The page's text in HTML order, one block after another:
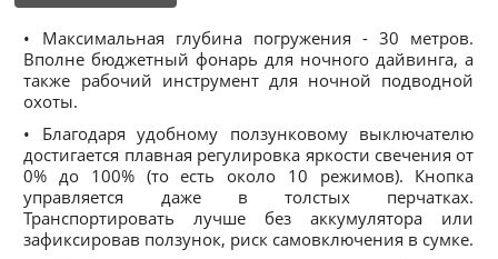
• Максимальная глубина погружения - 30 метров.
Вполне бюджетный фонарь для ночного дайвинга, а
также рабочий инструмент для ночной подводной
охоты.
• Благодаря удобному ползунковому выключателю
достигается плавная регулировка яркости свечения от
0% до 100% (то есть около 10 режимов). Кнопка
управляется даже в толстых перчатках.
Транспортировать лучше без аккумулятора или
зафиксировав ползунок, риск самовключения в сумке.